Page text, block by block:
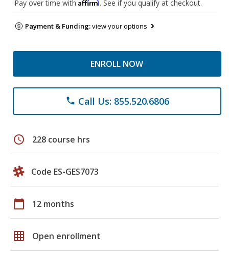
Pay over time with Affirm. See if you qualify at checkout.
Payment & Funding:view your options
ENROLL NOW
phone Call Us: 855.520.6806
schedule 228 course hrs
Code ES-GES7073
calendar_today 12 months
grid_on Open enrollment